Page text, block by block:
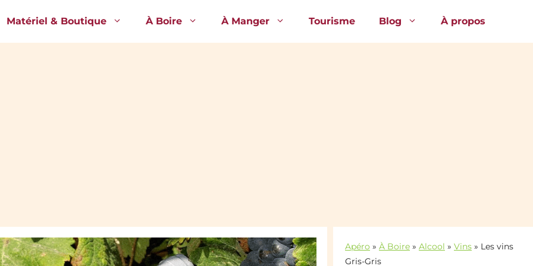
Matériel & Boutique À Boire À Manger Tourisme Blog À propos
Apéro » À Boire » Alcool » Vins » Les vins
Gris-Gris